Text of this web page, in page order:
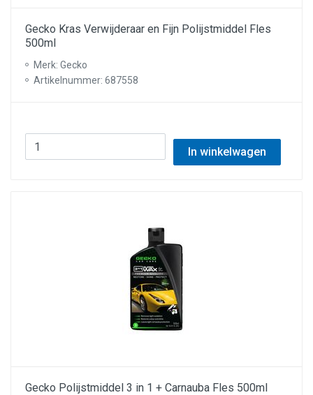
Gecko Kras Verwijderaar en Fijn Polijstmiddel Fles
500ml
Merk: Gecko
Artikelnummer: 687558
In winkelwagen
Gecko Polijstmiddel 3 in 1 + Carnauba Fles 500ml